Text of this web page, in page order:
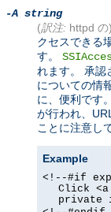
-A string
(訳注: httpd の)
クセスできる
す。
れます。 承認
についての情
に、便利です
が行われ、
ことに注意し
Example
<!--#if
Click
private